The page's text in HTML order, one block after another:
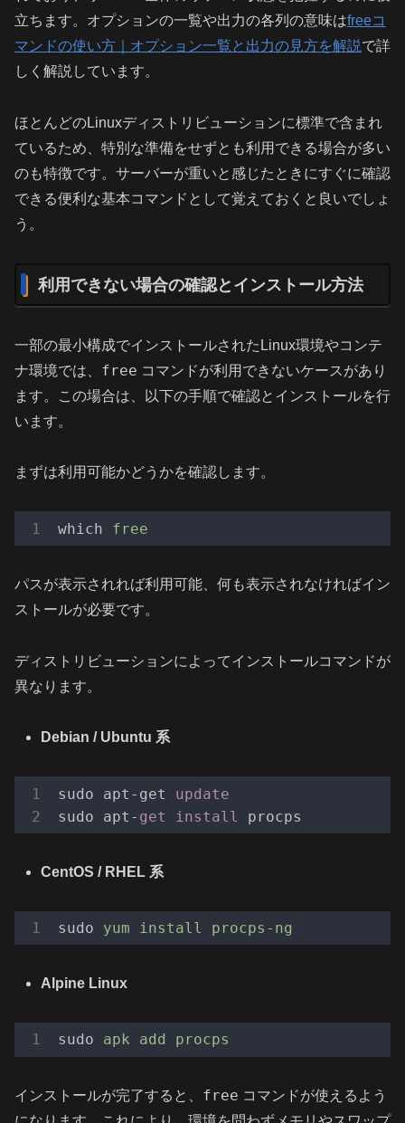
立ちます。オプションの一覧や出力の各列の意味はfreeコ
マンドの使い方｜オプション一覧と出力の見方を解説で詳
しく解説しています。
ほとんどのLinuxディストリビューションに標準で含まれ
ているため、特別な準備をせずとも利用できる場合が多い
のも特徴です。サーバーが重いと感じたときにすぐに確認
できる便利な基本コマンドとして覚えておくと良いでしょ
う。
利用できない場合の確認とインストール方法
一部の最小構成でインストールされたLinux環境やコンテ
ナ環境では、 free コマンドが利用できないケースがあり
ます。この場合は、以下の手順で確認とインストールを行
います。
まずは利用可能かどうかを確認します。
which free
パスが表示されれば利用可能、何も表示されなければイン
ストールが必要です。
ディストリビューションによってインストールコマンドが
異なります。
Debian / Ubuntu 系
sudo apt-get update
sudo apt- get install
CentOS / RHEL 系
sudo yum install procps-ng
Alpine Linux
sudo apk add procps
インストールが完了すると、 free コマンドが使えるよう